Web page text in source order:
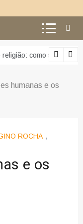
do conflito
humanas e os
ROCHA ,
e os